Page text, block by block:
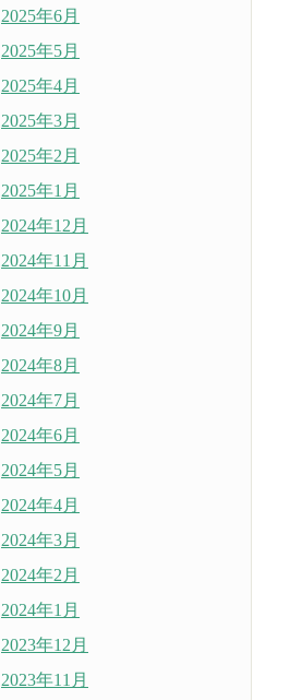
2025年6月
2025年5月
2025年4月
2025年3月
2025年2月
2025年1月
2024年12月
2024年11月
2024年10月
2024年9月
2024年8月
2024年7月
2024年6月
2024年5月
2024年4月
2024年3月
2024年2月
2024年1月
2023年12月
2023年11月